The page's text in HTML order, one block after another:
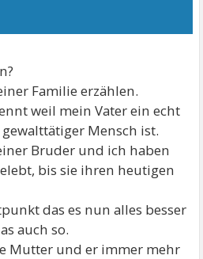
Familie erzählen.
weil mein Vater ein echt
Mensch ist.
Bruder und ich haben
bis sie ihren heutigen
das es nun alles besser
auch so.
Mutter und er immer mehr